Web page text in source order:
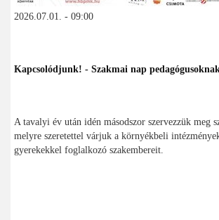
2026.07.01. - 09:00
Kapcsolódjunk! - Szakmai nap
A tavalyi év után idén másodszor szervezzük meg
melyre szeretettel várjuk a környékbeli
gyerekekkel foglalkozó szakembereit.